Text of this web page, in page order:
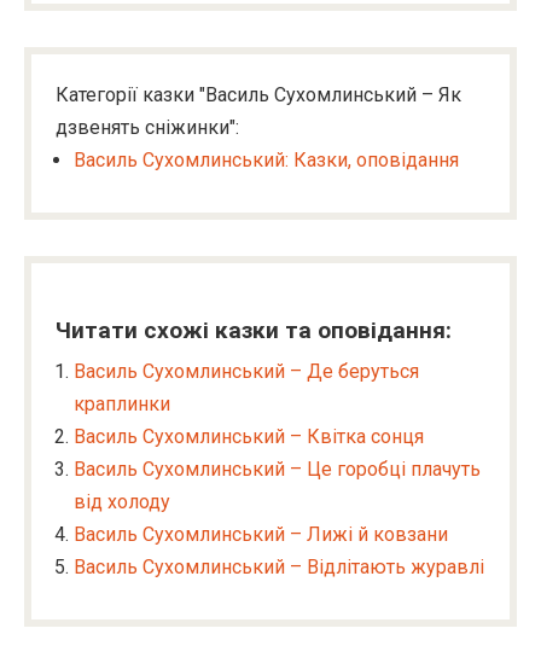
Категорії казки "Василь Сухомлинський – Як
дзвенять сніжинки":
Василь Сухомлинський: Казки, оповідання
Читати схожі казки та оповідання:
Василь Сухомлинський – Де беруться
краплинки
Василь Сухомлинський – Квітка сонця
Василь Сухомлинський – Це горобці плачуть
від холоду
Василь Сухомлинський – Лижі й ковзани
Василь Сухомлинський – Відлітають журавлі